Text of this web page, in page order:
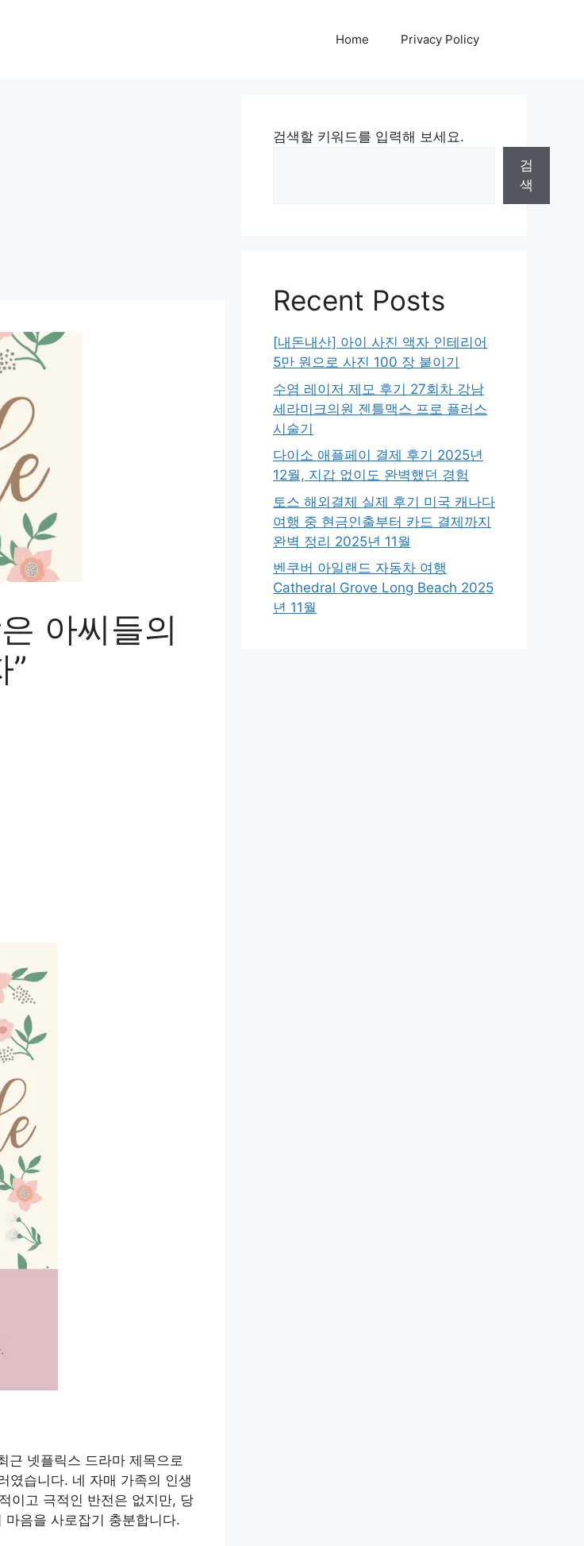
Home Privacy Policy
아씨들의
근 넷플릭스 드라마 제목으로
였습니다. 네 자매 가족의 인생
이고 극적인 반전은 없지만, 당
음을 사로잡기 충분합니다.
검색할 키워드를 입력해 보세요.
검
색
Recent Posts
[내돈내산] 아이 사진 액자 인테리어
5만 원으로 사진 100 장 붙이기
수염 레이저 제모 후기 27회차 강남
세라미크의원 젠틀맥스 프로 플러스
시술기
다이소 애플페이 결제 후기 2025년
12월, 지갑 없이도 완벽했던 경험
토스 해외결제 실제 후기 미국 캐나다
여행 중 현금인출부터 카드 결제까지
완벽 정리 2025년 11월
벤쿠버 아일랜드 자동차 여행
Cathedral Grove Long Beach 2025
년 11월